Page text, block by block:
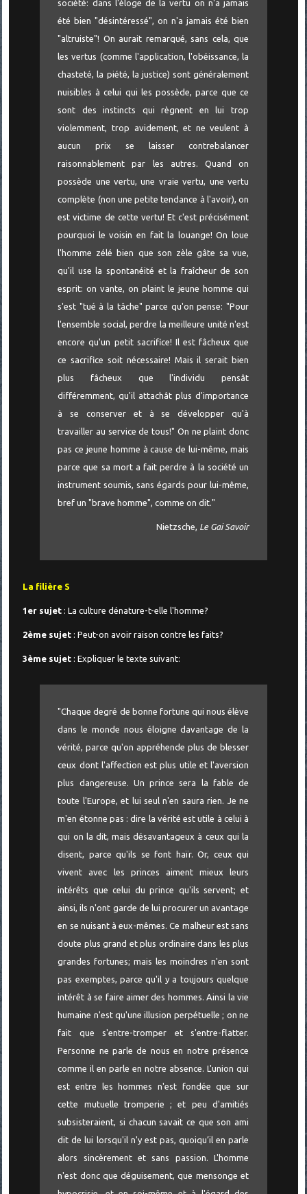
société: dans l'éloge de la vertu on n'a jamais
été bien "désintéressé", on n'a jamais été bien
"altruiste"! On aurait remarqué, sans cela, que
les vertus (comme l'application, l'obéissance, la
chasteté, la piété, la justice) sont généralement
nuisibles à celui qui les possède, parce que ce
sont des instincts qui règnent en lui trop
violemment, trop avidement, et ne veulent à
aucun prix se laisser contrebalancer
raisonnablement par les autres. Quand on
possède une vertu, une vraie vertu, une vertu
complète (non une petite tendance à l'avoir), on
est victime de cette vertu! Et c'est précisément
pourquoi le voisin en fait la louange! On loue
l'homme zélé bien que son zèle gâte sa vue,
qu'il use la spontanéité et la fraîcheur de son
esprit: on vante, on plaint le jeune homme qui
s'est "tué à la tâche" parce qu'on pense: "Pour
l'ensemble social, perdre la meilleure unité n'est
encore qu'un petit sacrifice! Il est fâcheux que
ce sacrifice soit nécessaire! Mais il serait bien
plus fâcheux que l'individu pensât
différemment, qu'il attachât plus d'importance
à se conserver et à se développer qu'à
travailler au service de tous!" On ne plaint donc
pas ce jeune homme à cause de lui-même, mais
parce que sa mort a fait perdre à la société un
instrument soumis, sans égards pour lui-même,
bref un "brave homme", comme on dit."
Nietzsche, Le Gai Savoir
La filière S
1er sujet: La culture dénature-t-elle l'homme?
2ème sujet: Peut-on avoir raison contre les faits?
3ème sujet: Expliquer le texte suivant:
"Chaque degré de bonne fortune qui nous élève
dans le monde nous éloigne davantage de la
vérité, parce qu'on appréhende plus de blesser
ceux dont l'affection est plus utile et l'aversion
plus dangereuse. Un prince sera la fable de
toute l'Europe, et lui seul n'en saura rien. Je ne
m'en étonne pas : dire la vérité est utile à celui à
qui on la dit, mais désavantageux à ceux qui la
disent, parce qu'ils se font haïr. Or, ceux qui
vivent avec les princes aiment mieux leurs
intérêts que celui du prince qu'ils servent; et
ainsi, ils n'ont garde de lui procurer un avantage
en se nuisant à eux-mêmes. Ce malheur est sans
doute plus grand et plus ordinaire dans les plus
grandes fortunes; mais les moindres n'en sont
pas exemptes, parce qu'il y a toujours quelque
intérêt à se faire aimer des hommes. Ainsi la vie
humaine n'est qu'une illusion perpétuelle ; on ne
fait que s'entre-tromper et s'entre-flatter.
Personne ne parle de nous en notre présence
comme il en parle en notre absence. L'union qui
est entre les hommes n'est fondée que sur
cette mutuelle tromperie ; et peu d'amitiés
subsisteraient, si chacun savait ce que son ami
dit de lui lorsqu'il n'y est pas, quoiqu’il en parle
alors sincèrement et sans passion. L'homme
n'est donc que déguisement, que mensonge et